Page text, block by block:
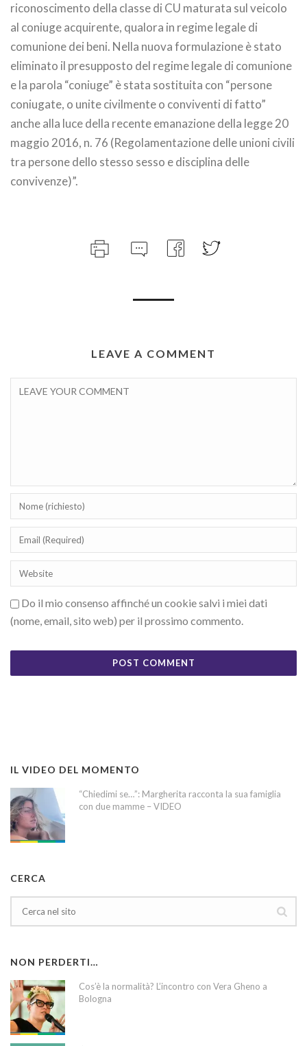
riconoscimento della classe di CU maturata sul veicolo
al coniuge acquirente, qualora in regime legale di
comunione dei beni. Nella nuova formulazione è stato
eliminato il presupposto del regime legale di comunione
e la parola “coniuge” è stata sostituita con “persone
coniugate, o unite civilmente o conviventi di fatto”
anche alla luce della recente emanazione della legge 20
maggio 2016, n. 76 (Regolamentazione delle unioni civili
tra persone dello stesso sesso e disciplina delle
convivenze)”.
LEAVE A COMMENT
Do il mio consenso affinché un cookie salvi i miei dati
(nome, email, sito web) per il prossimo commento.
IL VIDEO DEL MOMENTO
“Chiedimi se…”: Margherita racconta la sua famiglia
con due mamme – VIDEO
CERCA
NON PERDERTI…
Cos’è la normalità? L’incontro con Vera Gheno a
Bologna